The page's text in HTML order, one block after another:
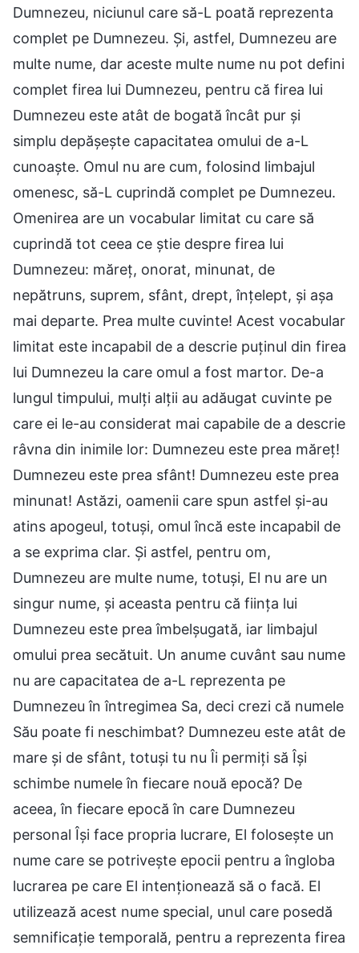
Dumnezeu, niciunul care să-L poată reprezenta
complet pe Dumnezeu. Și, astfel, Dumnezeu are
multe nume, dar aceste multe nume nu pot defini
complet firea lui Dumnezeu, pentru că firea lui
Dumnezeu este atât de bogată încât pur și
simplu depășește capacitatea omului de a-L
cunoaște. Omul nu are cum, folosind limbajul
omenesc, să-L cuprindă complet pe Dumnezeu.
Omenirea are un vocabular limitat cu care să
cuprindă tot ceea ce știe despre firea lui
Dumnezeu: măreț, onorat, minunat, de
nepătruns, suprem, sfânt, drept, înțelept, și așa
mai departe. Prea multe cuvinte! Acest vocabular
limitat este incapabil de a descrie puținul din firea
lui Dumnezeu la care omul a fost martor. De-a
lungul timpului, mulți alții au adăugat cuvinte pe
care ei le-au considerat mai capabile de a descrie
râvna din inimile lor: Dumnezeu este prea măreț!
Dumnezeu este prea sfânt! Dumnezeu este prea
minunat! Astăzi, oamenii care spun astfel și-au
atins apogeul, totuși, omul încă este incapabil de
a se exprima clar. Și astfel, pentru om,
Dumnezeu are multe nume, totuși, El nu are un
singur nume, și aceasta pentru că ființa lui
Dumnezeu este prea îmbelșugată, iar limbajul
omului prea secătuit. Un anume cuvânt sau nume
nu are capacitatea de a-L reprezenta pe
Dumnezeu în întregimea Sa, deci crezi că numele
Său poate fi neschimbat? Dumnezeu este atât de
mare și de sfânt, totuși tu nu Îi permiți să Își
schimbe numele în fiecare nouă epocă? De
aceea, în fiecare epocă în care Dumnezeu
personal Își face propria lucrare, El folosește un
nume care se potrivește epocii pentru a îngloba
lucrarea pe care El intenționează să o facă. El
utilizează acest nume special, unul care posedă
semnificație temporală, pentru a reprezenta firea